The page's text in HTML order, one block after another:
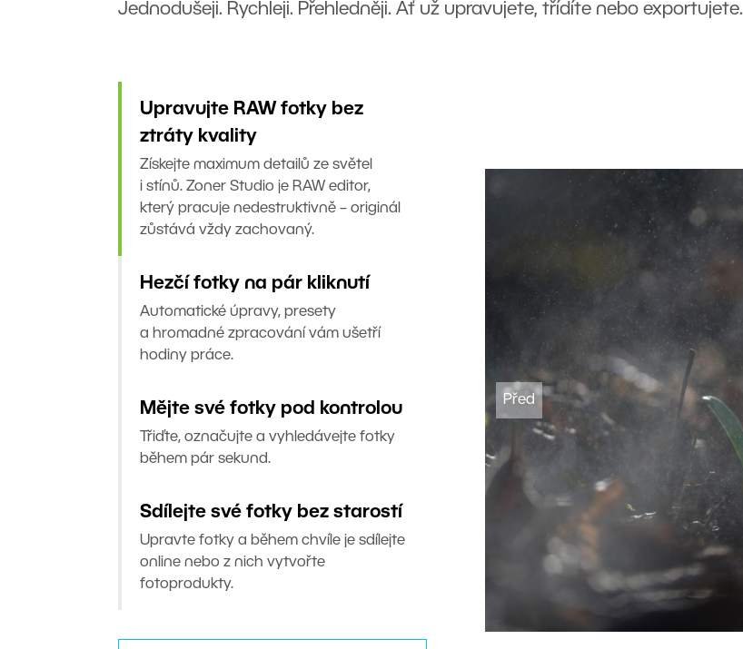
Jednodušeji. Rychleji. Přehledněji. Ať už upravujete, třídíte nebo exportujete.
Upravujte RAW fotky bez
ztráty kvality
Získejte maximum detailů ze světel
i stínů. Zoner Studio je RAW editor,
který pracuje nedestruktivně – originál
zůstává vždy zachovaný.
Hezčí fotky na pár kliknutí
Automatické úpravy, presety
a hromadné zpracování vám ušetří
hodiny práce.
Mějte své fotky pod kontrolou
Třiďte, označujte a vyhledávejte fotky
během pár sekund.
Sdílejte své fotky bez starostí
Upravte fotky a během chvíle je sdílejte
online nebo z nich vytvořte
fotoprodukty.